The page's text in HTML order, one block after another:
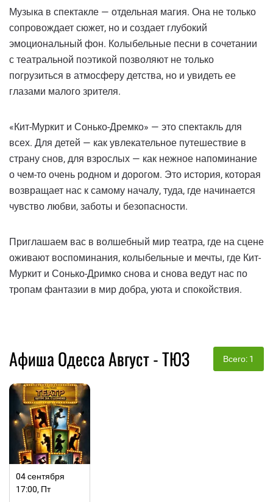
Музыка в спектакле — отдельная магия. Она не только
сопровождает сюжет, но и создает глубокий
эмоциональный фон. Колыбельные песни в сочетании
с театральной поэтикой позволяют не только
погрузиться в атмосферу детства, но и увидеть ее
глазами малого зрителя.
«Кит-Муркит и Сонько-Дремко» — это спектакль для
всех. Для детей — как увлекательное путешествие в
страну снов, для взрослых — как нежное напоминание
о чем-то очень родном и дорогом. Это история, которая
возвращает нас к самому началу, туда, где начинается
чувство любви, заботы и безопасности.
Приглашаем вас в волшебный мир театра, где на сцене
оживают воспоминания, колыбельные и мечты, где Кит-
Муркит и Сонько-Дримко снова и снова ведут нас по
тропам фантазии в мир добра, уюта и спокойствия.
Афиша Одесса Август - ТЮЗ Всего: 1
04 сентября
17:00, Пт